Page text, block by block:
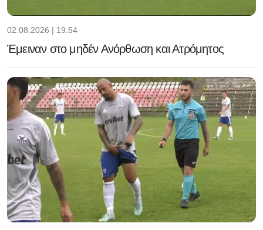
02.08.2026 | 19:54
Έμειναν στο μηδέν Ανόρθωση και Ατρόμητος